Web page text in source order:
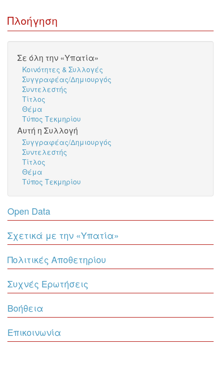
Πλοήγηση
Σε όλη την «Υπατία»
Κοινότητες & Συλλογές
Συγγραφέας/Δημιουργός
Συντελεστής
Τίτλος
Θέμα
Τύπος Τεκμηρίου
Αυτή η Συλλογή
Συγγραφέας/Δημιουργός
Συντελεστής
Τίτλος
Θέμα
Τύπος Τεκμηρίου
Open Data
Σχετικά με την «Υπατία»
Πολιτικές Αποθετηρίου
Συχνές Ερωτήσεις
Βοήθεια
Επικοινωνία